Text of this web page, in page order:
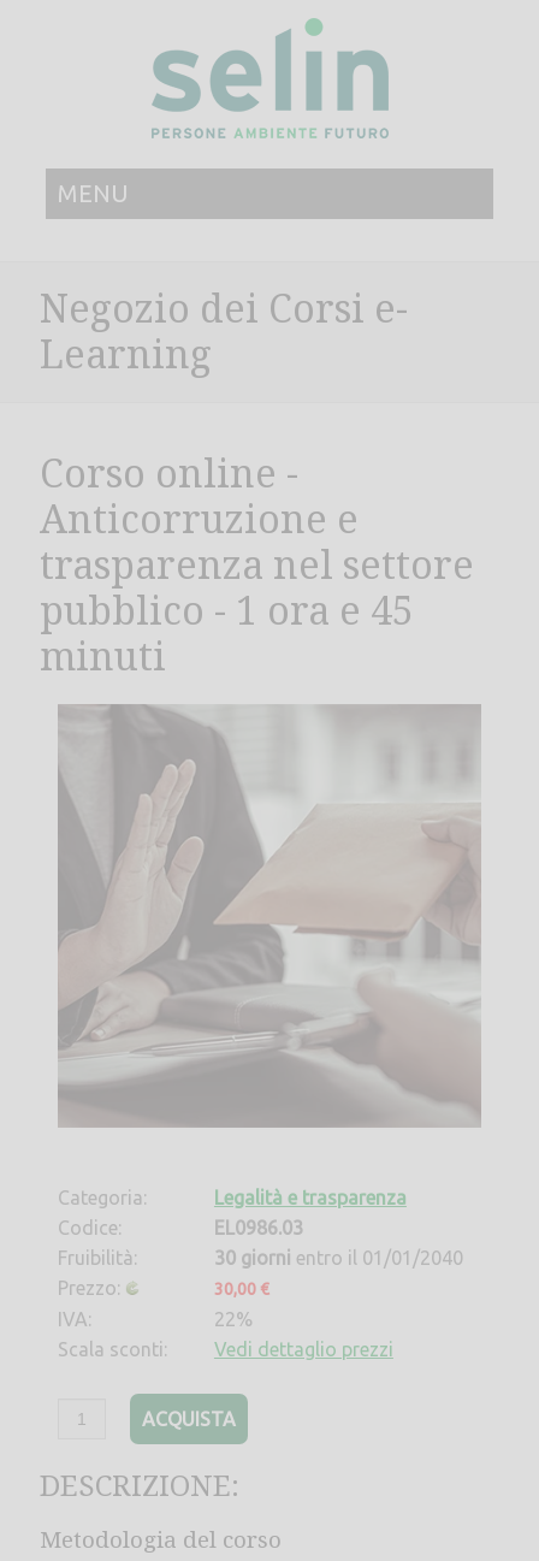
MENU
Negozio dei Corsi e-
Learning
Corso online -
Anticorruzione e
trasparenza nel settore
pubblico - 1 ora e 45
minuti
Categoria:
Legalità e trasparenza
Codice:
EL0986.03
Fruibilità:
30 giorni entro il 01/01/2040
Prezzo:
30,00 €
IVA:
22%
Scala sconti:
Vedi dettaglio prezzi
ACQUISTA
DESCRIZIONE:
Metodologia del corso